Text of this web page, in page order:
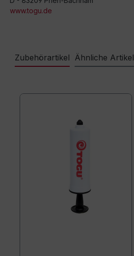
www.togu.de
Zubehörartikel Ähnliche Artikel